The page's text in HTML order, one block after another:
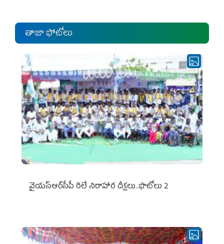
తాజా ఫోటోలు
వైయ‌స్ఆర్‌సీపీ రిలే నిరాహార దీక్షలు..ఫొటోలు 2